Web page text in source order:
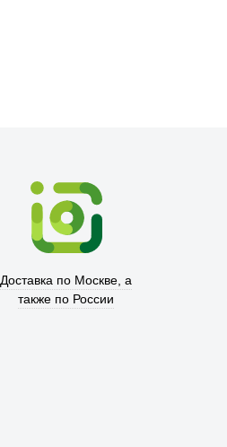
Доставка по Москве, а
также по России